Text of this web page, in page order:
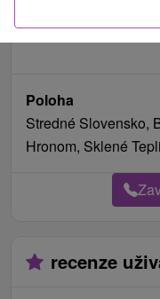
Fotografie od
Poloha
Stredné Slovensko,
Hronom, Sklené
recenze